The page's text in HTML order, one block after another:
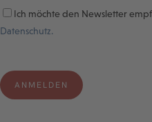
Ich möchte den Newsletter
Datenschutz.